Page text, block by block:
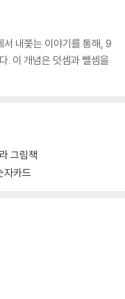
내쫓는 이야기를 통해, 9
. 이 개념은 덧셈과 뺄셈을
그림책
자카드